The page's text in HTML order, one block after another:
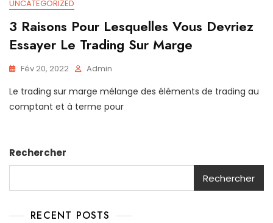
UNCATEGORIZED
3 Raisons Pour Lesquelles Vous Devriez
Essayer Le Trading Sur Marge
Fév 20, 2022 Admin
Le trading sur marge mélange des éléments de trading au
comptant et à terme pour
Rechercher
Rechercher
RECENT POSTS